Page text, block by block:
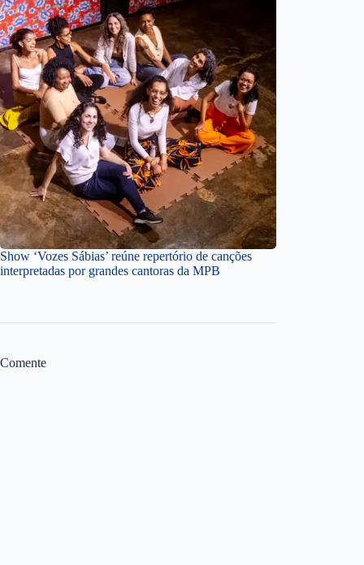
Show ‘Vozes Sábias’ reúne repertório de canções
interpretadas por grandes cantoras da MPB
Comente